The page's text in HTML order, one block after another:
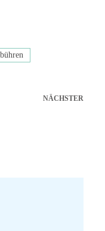
NÄCHSTER